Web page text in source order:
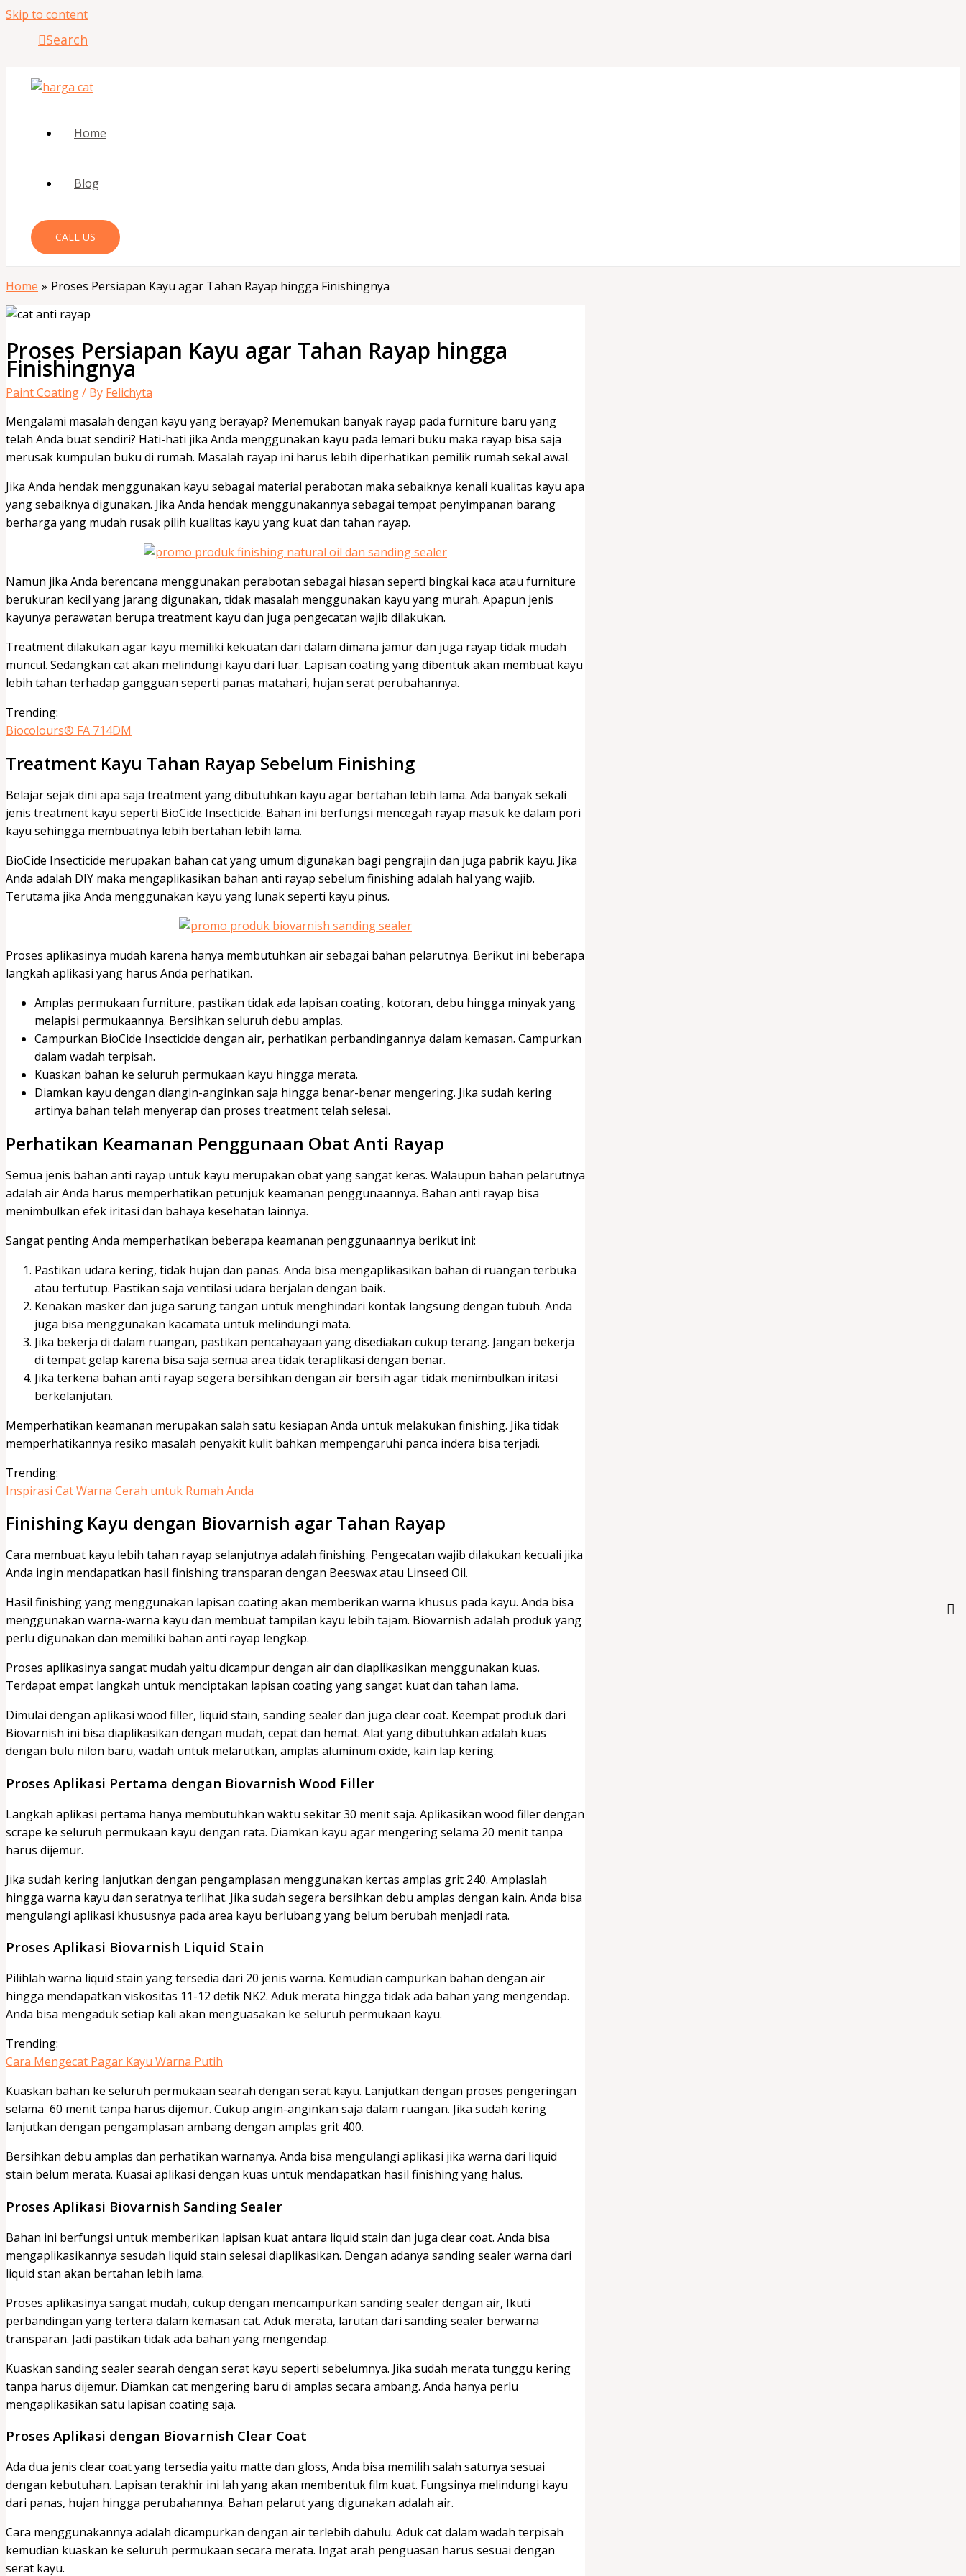
Skip to content
Search
Home
Blog
CALL US
Home Proses Persiapan Kayu agar Tahan Rayap hingga Finishingnya
Proses Persiapan Kayu agar Tahan Rayap hingga
Finishingnya
Paint Coating/ By Felichyta
Mengalami masalah dengan kayu yang berayap? Menemukan banyak rayap pada furniture baru yang
telah Anda buat sendiri? Hati-hati jika Anda menggunakan kayu pada lemari buku maka rayap bisa saja
merusak kumpulan buku di rumah. Masalah rayap ini harus lebih diperhatikan pemilik rumah sekal awal.
Jika Anda hendak menggunakan kayu sebagai material perabotan maka sebaiknya kenali kualitas kayu apa
yang sebaiknya digunakan. Jika Anda hendak menggunakannya sebagai tempat penyimpanan barang
berharga yang mudah rusak pilih kualitas kayu yang kuat dan tahan rayap.
Namun jika Anda berencana menggunakan perabotan sebagai hiasan seperti bingkai kaca atau furniture
berukuran kecil yang jarang digunakan, tidak masalah menggunakan kayu yang murah. Apapun jenis
kayunya perawatan berupa treatment kayu dan juga pengecatan wajib dilakukan.
Treatment dilakukan agar kayu memiliki kekuatan dari dalam dimana jamur dan juga rayap tidak mudah
muncul. Sedangkan cat akan melindungi kayu dari luar. Lapisan coating yang dibentuk akan membuat kayu
lebih tahan terhadap gangguan seperti panas matahari, hujan serat perubahannya.
Trending:
Biocolours® FA 714DM
Treatment Kayu Tahan Rayap Sebelum Finishing
Belajar sejak dini apa saja treatment yang dibutuhkan kayu agar bertahan lebih lama. Ada banyak sekali
jenis treatment kayu seperti BioCide Insecticide. Bahan ini berfungsi mencegah rayap masuk ke dalam pori
kayu sehingga membuatnya lebih bertahan lebih lama.
BioCide Insecticide merupakan bahan cat yang umum digunakan bagi pengrajin dan juga pabrik kayu. Jika
Anda adalah DIY maka mengaplikasikan bahan anti rayap sebelum finishing adalah hal yang wajib.
Terutama jika Anda menggunakan kayu yang lunak seperti kayu pinus.
Proses aplikasinya mudah karena hanya membutuhkan air sebagai bahan pelarutnya. Berikut ini beberapa
langkah aplikasi yang harus Anda perhatikan.
Amplas permukaan furniture, pastikan tidak ada lapisan coating, kotoran, debu hingga minyak yang
melapisi permukaannya. Bersihkan seluruh debu amplas.
Campurkan BioCide Insecticide dengan air, perhatikan perbandingannya dalam kemasan. Campurkan
dalam wadah terpisah.
Kuaskan bahan ke seluruh permukaan kayu hingga merata.
Diamkan kayu dengan diangin-anginkan saja hingga benar-benar mengering. Jika sudah kering
artinya bahan telah menyerap dan proses treatment telah selesai.
Perhatikan Keamanan Penggunaan Obat Anti Rayap
Semua jenis bahan anti rayap untuk kayu merupakan obat yang sangat keras. Walaupun bahan pelarutnya
adalah air Anda harus memperhatikan petunjuk keamanan penggunaannya. Bahan anti rayap bisa
menimbulkan efek iritasi dan bahaya kesehatan lainnya.
Sangat penting Anda memperhatikan beberapa keamanan penggunaannya berikut ini:
Pastikan udara kering, tidak hujan dan panas. Anda bisa mengaplikasikan bahan di ruangan terbuka
atau tertutup. Pastikan saja ventilasi udara berjalan dengan baik.
Kenakan masker dan juga sarung tangan untuk menghindari kontak langsung dengan tubuh. Anda
juga bisa menggunakan kacamata untuk melindungi mata.
Jika bekerja di dalam ruangan, pastikan pencahayaan yang disediakan cukup terang. Jangan bekerja
di tempat gelap karena bisa saja semua area tidak teraplikasi dengan benar.
Jika terkena bahan anti rayap segera bersihkan dengan air bersih agar tidak menimbulkan iritasi
berkelanjutan.
Memperhatikan keamanan merupakan salah satu kesiapan Anda untuk melakukan finishing. Jika tidak
memperhatikannya resiko masalah penyakit kulit bahkan mempengaruhi panca indera bisa terjadi.
Trending:
Inspirasi Cat Warna Cerah untuk Rumah Anda
Finishing Kayu dengan Biovarnish agar Tahan Rayap
Cara membuat kayu lebih tahan rayap selanjutnya adalah finishing. Pengecatan wajib dilakukan kecuali jika
Anda ingin mendapatkan hasil finishing transparan dengan Beeswax atau Linseed Oil.
Hasil finishing yang menggunakan lapisan coating akan memberikan warna khusus pada kayu. Anda bisa
menggunakan warna-warna kayu dan membuat tampilan kayu lebih tajam. Biovarnish adalah produk yang
perlu digunakan dan memiliki bahan anti rayap lengkap.
Proses aplikasinya sangat mudah yaitu dicampur dengan air dan diaplikasikan menggunakan kuas.
Terdapat empat langkah untuk menciptakan lapisan coating yang sangat kuat dan tahan lama.
Dimulai dengan aplikasi wood filler, liquid stain, sanding sealer dan juga clear coat. Keempat produk dari
Biovarnish ini bisa diaplikasikan dengan mudah, cepat dan hemat. Alat yang dibutuhkan adalah kuas
dengan bulu nilon baru, wadah untuk melarutkan, amplas aluminum oxide, kain lap kering.
Proses Aplikasi Pertama dengan Biovarnish Wood Filler
Langkah aplikasi pertama hanya membutuhkan waktu sekitar 30 menit saja. Aplikasikan wood filler dengan
scrape ke seluruh permukaan kayu dengan rata. Diamkan kayu agar mengering selama 20 menit tanpa
harus dijemur.
Jika sudah kering lanjutkan dengan pengamplasan menggunakan kertas amplas grit 240. Amplaslah
hingga warna kayu dan seratnya terlihat. Jika sudah segera bersihkan debu amplas dengan kain. Anda bisa
mengulangi aplikasi khususnya pada area kayu berlubang yang belum berubah menjadi rata.
Proses Aplikasi Biovarnish Liquid Stain
Pilihlah warna liquid stain yang tersedia dari 20 jenis warna. Kemudian campurkan bahan dengan air
hingga mendapatkan viskositas 11-12 detik NK2. Aduk merata hingga tidak ada bahan yang mengendap.
Anda bisa mengaduk setiap kali akan menguasakan ke seluruh permukaan kayu.
Trending:
Cara Mengecat Pagar Kayu Warna Putih
Kuaskan bahan ke seluruh permukaan searah dengan serat kayu. Lanjutkan dengan proses pengeringan
selama 60 menit tanpa harus dijemur. Cukup angin-anginkan saja dalam ruangan. Jika sudah kering
lanjutkan dengan pengamplasan ambang dengan amplas grit 400.
Bersihkan debu amplas dan perhatikan warnanya. Anda bisa mengulangi aplikasi jika warna dari liquid
stain belum merata. Kuasai aplikasi dengan kuas untuk mendapatkan hasil finishing yang halus.
Proses Aplikasi Biovarnish Sanding Sealer
Bahan ini berfungsi untuk memberikan lapisan kuat antara liquid stain dan juga clear coat. Anda bisa
mengaplikasikannya sesudah liquid stain selesai diaplikasikan. Dengan adanya sanding sealer warna dari
liquid stan akan bertahan lebih lama.
Proses aplikasinya sangat mudah, cukup dengan mencampurkan sanding sealer dengan air, Ikuti
perbandingan yang tertera dalam kemasan cat. Aduk merata, larutan dari sanding sealer berwarna
transparan. Jadi pastikan tidak ada bahan yang mengendap.
Kuaskan sanding sealer searah dengan serat kayu seperti sebelumnya. Jika sudah merata tunggu kering
tanpa harus dijemur. Diamkan cat mengering baru di amplas secara ambang. Anda hanya perlu
mengaplikasikan satu lapisan coating saja.
Proses Aplikasi dengan Biovarnish Clear Coat
Ada dua jenis clear coat yang tersedia yaitu matte dan gloss, Anda bisa memilih salah satunya sesuai
dengan kebutuhan. Lapisan terakhir ini lah yang akan membentuk film kuat. Fungsinya melindungi kayu
dari panas, hujan hingga perubahannya. Bahan pelarut yang digunakan adalah air.
Cara menggunakannya adalah dicampurkan dengan air terlebih dahulu. Aduk cat dalam wadah terpisah
kemudian kuaskan ke seluruh permukaan secara merata. Ingat arah penguasan harus sesuai dengan
serat kayu.